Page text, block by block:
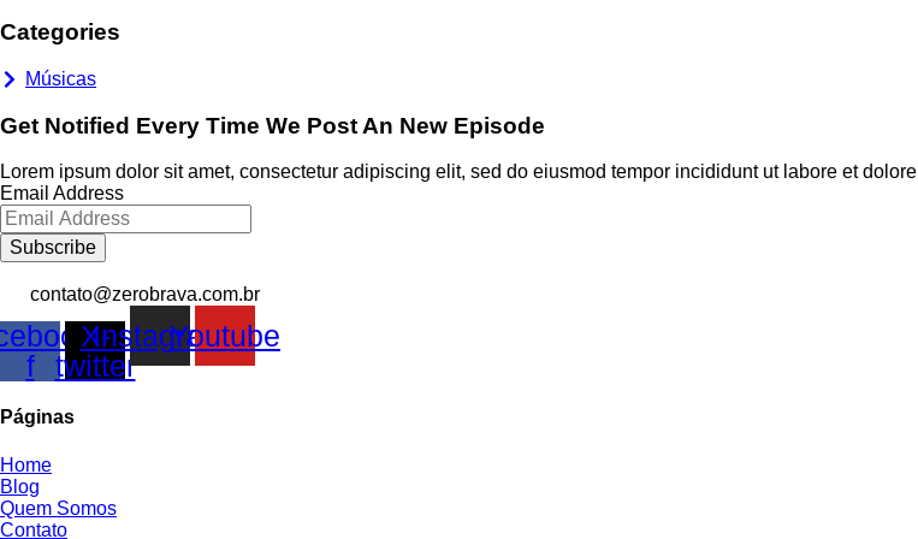
Categories
Músicas
Get Notified Every Time We Post An New Episode
Lorem ipsum dolor sit amet, consectetur adipiscing elit, sed do eiusmod tempor incididunt ut labore et dolore
Email Address
Subscribe
contato@zerobrava.com.br
f
X-
twitter
Instagram
Youtube
Páginas
Home
Blog
Quem Somos
Contato